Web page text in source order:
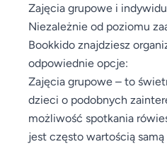
Zajęcia grupowe i
Niezależnie od poziomu
Bookkido znajdziesz
odpowiednie opcje:
Zajęcia grupowe – to
dzieci o podobnych
możliwość spotkania
jest często wartością samą